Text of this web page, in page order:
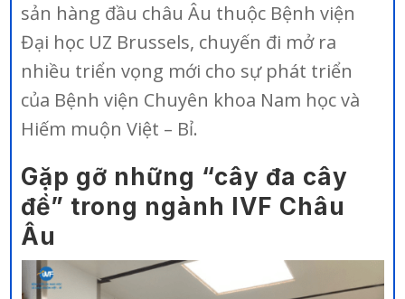
sản hàng đầu châu Âu thuộc Bệnh viện
Đại học UZ Brussels, chuyến đi mở ra
nhiều triển vọng mới cho sự phát triển
của Bệnh viện Chuyên khoa Nam học và
Hiếm muộn Việt – Bỉ.
Gặp gỡ những “cây đa cây
đề” trong ngành IVF Châu
Âu